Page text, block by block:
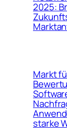
2025:
Markt
starke